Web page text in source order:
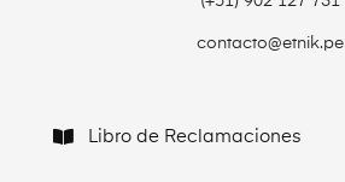
contacto@etnik.pe
Libro de Reclamaciones